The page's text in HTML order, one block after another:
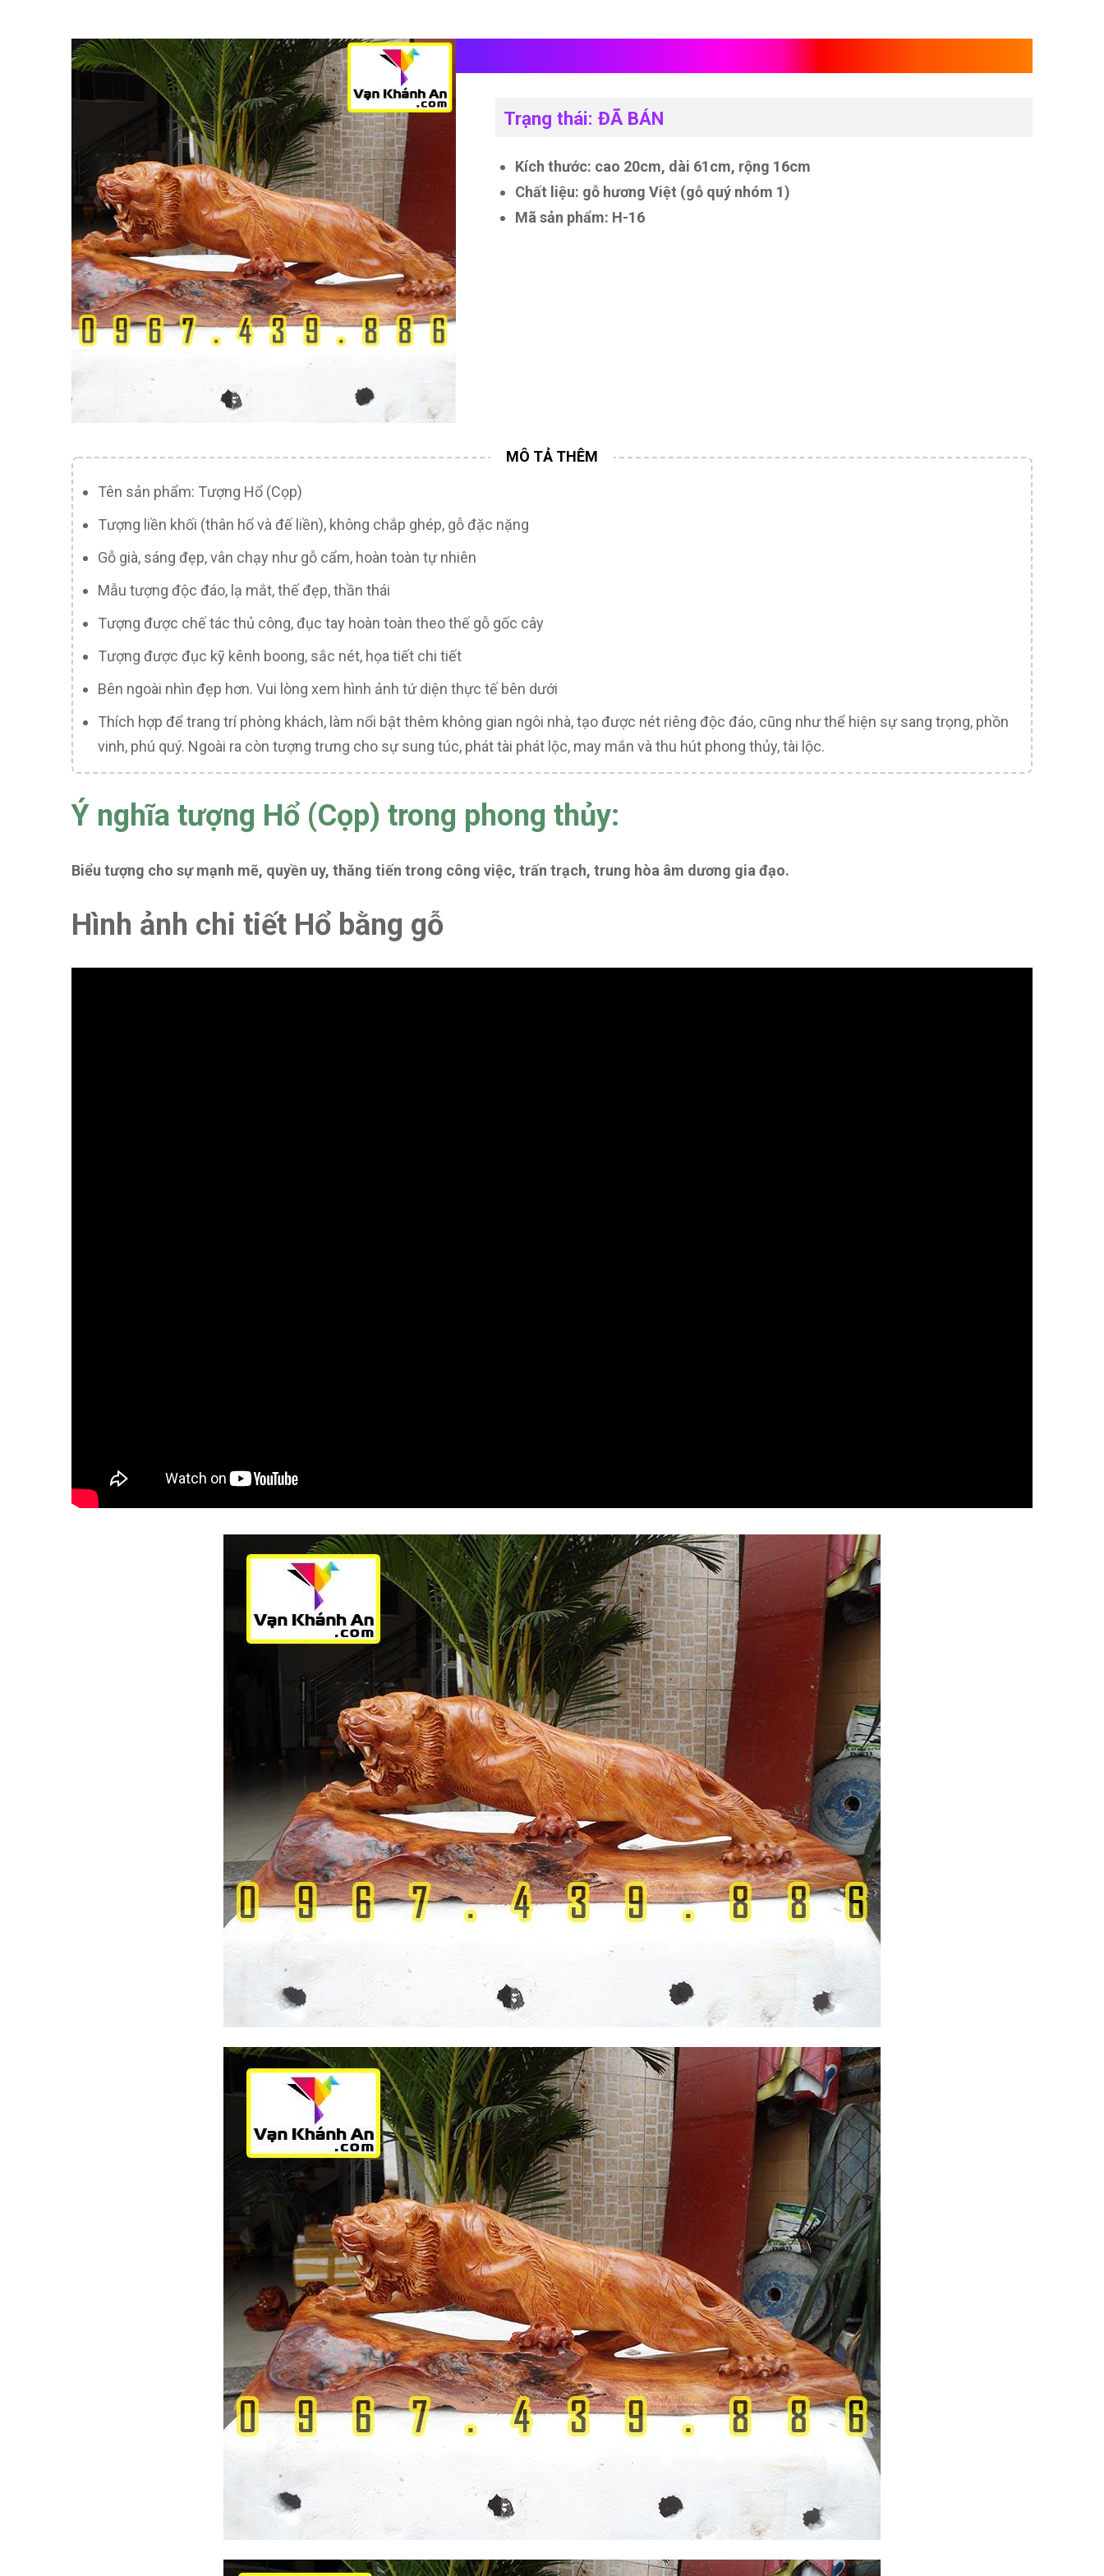
Trạng thái: ĐÃ BÁN
Kích thước: cao 20cm, dài 61cm, rộng 16cm
Chất liệu: gỗ hương Việt (gỗ quý nhóm 1)
Mã sản phẩm: H-16
Tên sản phẩm: Tượng Hổ (Cọp)
Tượng liền khối (thân hổ và đế liền), không chắp ghép, gỗ đặc nặng
Gỗ già, sáng đẹp, vân chạy như gỗ cẩm, hoàn toàn tự nhiên
Mẫu tượng độc đáo, lạ mắt, thế đẹp, thần thái
Tượng được chế tác thủ công, đục tay hoàn toàn theo thế gỗ gốc cây
Tượng được đục kỹ kênh boong, sắc nét, họa tiết chi tiết
Bên ngoài nhìn đẹp hơn. Vui lòng xem hình ảnh tứ diện thực tế bên dưới
Thích hợp để trang trí phòng khách, làm nổi bật thêm không gian ngôi nhà, tạo được nét riêng độc đáo, cũng như thể hiện sự sang trọng, phồn
vinh, phú quý. Ngoài ra còn tượng trưng cho sự sung túc, phát tài phát lộc, may mắn và thu hút phong thủy, tài lộc.
Ý nghĩa tượng Hổ (Cọp) trong phong thủy:
Biểu tượng cho sự mạnh mẽ, quyền uy, thăng tiến trong công việc, trấn trạch, trung hòa âm dương gia đạo.
Hình ảnh chi tiết Hổ bằng gỗ